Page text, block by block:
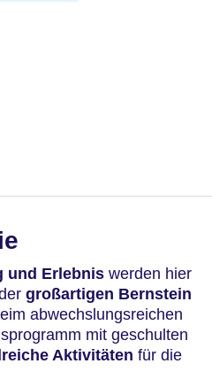
und Erlebnis werden hier
großartigen Bernstein
abwechslungsreichen
mit geschulten
Aktivitäten für die